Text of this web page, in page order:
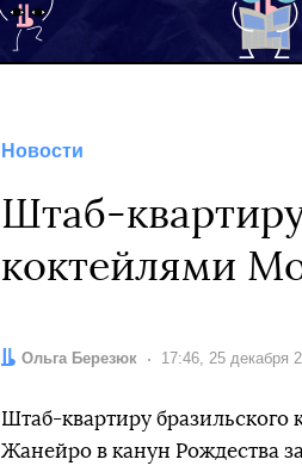
Новости
Штаб-
коктейлями
Автор:
Ольга Березюк Дата:
17:46, 25 декабря
Штаб-квартиру
Жанейро в канун Рождества